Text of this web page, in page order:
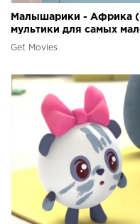
Малышарики - Африка
мультики для самых
Get Movies